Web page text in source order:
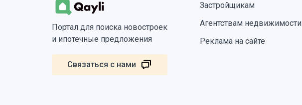
Портал для поиска новостроек
и ипотечные предложения
Связаться с нами
Застройщикам
Агентствам недвижимости
Реклама на сайте